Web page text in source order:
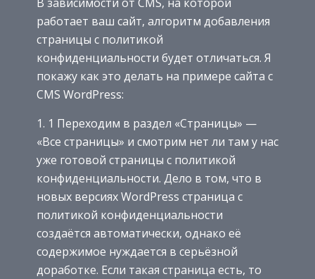
работает ваш сайт, алгоритм добавления
страницы с политикой
конфиденциальности будет отличаться. Я
покажу как это делать на примере сайта с
CMS WordPress:
1 Переходим в раздел «Страницы» —
«Все страницы» и смотрим нет ли там у нас
уже готовой страницы с политикой
конфиденциальности. Дело в том, что в
новых версиях WordPress страница с
политикой конфиденциальности
создаётся автоматически, однако её
содержимое нуждается в серьёзной
доработке. Если такая страница есть, то